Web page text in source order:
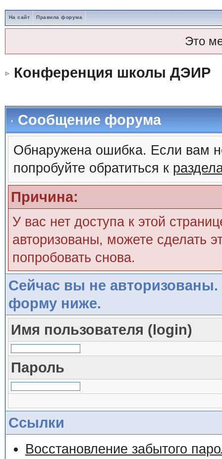
На сайт Правила форума
Это
Конференция школы ДЭИР
Сообщение форума
Обнаружена ошибка. Если вам
попробуйте обратиться к
Причина:
У вас нет доступа к этой
авторизованы, можете сделать
попробовать снова.
Сейчас вы не авторизованы.
форму ниже.
Имя пользователя (login)
Пароль
Ссылки
Восстановление забытого